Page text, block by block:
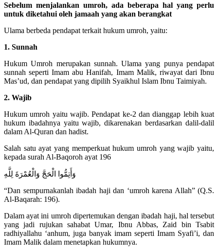
Sebelum menjalankan umroh, ada beberapa hal yang perlu
untuk diketahui oleh jamaah yang akan berangkat
Ulama berbeda pendapat terkait hukum umroh, yaitu:
1. Sunnah
Hukum Umroh merupakan sunnah. Ulama yang punya pendapat
sunnah seperti Imam abu Hanifah, Imam Malik, riwayat dari Ibnu
Mas’ud, dan pendapat yang dipilih Syaikhul Islam Ibnu Taimiyah.
2. Wajib
Hukum umroh yaitu wajib. Pendapat ke-2 dan dianggap lebih kuat
hukum ibadahnya yaitu wajib, dikarenakan berdasarkan dalil-dalil
dalam Al-Quran dan hadist.
Salah satu ayat yang memperkuat hukum umroh yang wajib yaitu,
kepada surah Al-Baqoroh ayat 196
وَأَتِمُّوا الْحَجَّ وَالْعُمْرَةَ لِلَّهِ
“Dan sempurnakanlah ibadah haji dan ‘umroh karena Allah” (Q.S.
Al-Baqarah: 196).
Dalam ayat ini umroh dipertemukan dengan ibadah haji, hal tersebut
yang jadi rujukan sahabat Umar, Ibnu Abbas, Zaid bin Tsabit
radhiyallahu ‘anhum, juga banyak imam seperti Imam Syafi’i, dan
Imam Malik dalam menetapkan hukumnya.